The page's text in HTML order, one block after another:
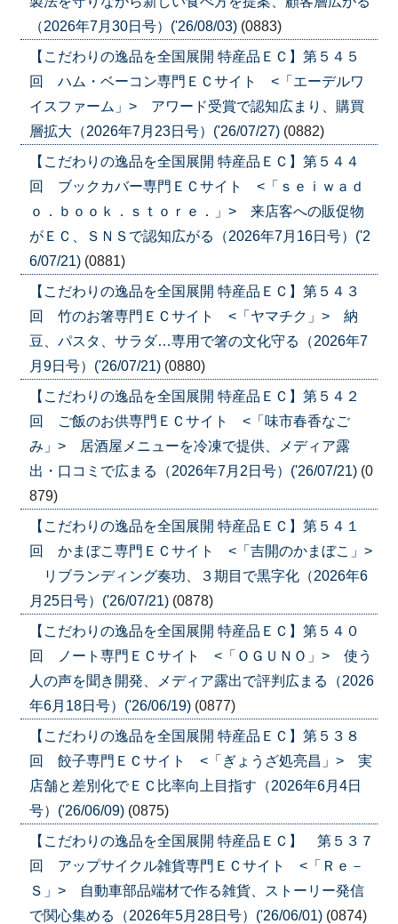
（2026年7月30日号）('26/08/03) (0883)
【こだわりの逸品を全国展開 特産品ＥＣ】第５４５
回 ハム・ベーコン専門ＥＣサイト <「エーデルワ
イスファーム」> アワード受賞で認知広まり、購買
層拡大（2026年7月23日号）('26/07/27) (0882)
【こだわりの逸品を全国展開 特産品ＥＣ】第５４４
回 ブックカバー専門ＥＣサイト <「ｓｅｉｗａｄ
ｏ．ｂｏｏｋ．ｓｔｏｒｅ．」> 来店客への販促物
がＥＣ、ＳＮＳで認知広がる（2026年7月16日号）('2
6/07/21) (0881)
【こだわりの逸品を全国展開 特産品ＥＣ】第５４３
回 竹のお箸専門ＥＣサイト <「ヤマチク」> 納
豆、パスタ、サラダ…専用で箸の文化守る（2026年7
月9日号）('26/07/21) (0880)
【こだわりの逸品を全国展開 特産品ＥＣ】第５４２
回 ご飯のお供専門ＥＣサイト <「味市春香なご
み」> 居酒屋メニューを冷凍で提供、メディア露
出・口コミで広まる（2026年7月2日号）('26/07/21) (0
879)
【こだわりの逸品を全国展開 特産品ＥＣ】第５４１
回 かまぼこ専門ＥＣサイト <「吉開のかまぼこ」>
リブランディング奏功、３期目で黒字化（2026年6
月25日号）('26/07/21) (0878)
【こだわりの逸品を全国展開 特産品ＥＣ】第５４０
回 ノート専門ＥＣサイト <「ＯＧＵＮＯ」> 使う
人の声を聞き開発、メディア露出で評判広まる（2026
年6月18日号）('26/06/19) (0877)
【こだわりの逸品を全国展開 特産品ＥＣ】第５３８
回 餃子専門ＥＣサイト <「ぎょうざ処亮昌」> 実
店舗と差別化でＥＣ比率向上目指す（2026年6月4日
号）('26/06/09) (0875)
【こだわりの逸品を全国展開 特産品ＥＣ】 第５３７
回 アップサイクル雑貨専門ＥＣサイト <「Ｒｅ－
Ｓ」> 自動車部品端材で作る雑貨、ストーリー発信
で関心集める（2026年5月28日号）('26/06/01) (0874)